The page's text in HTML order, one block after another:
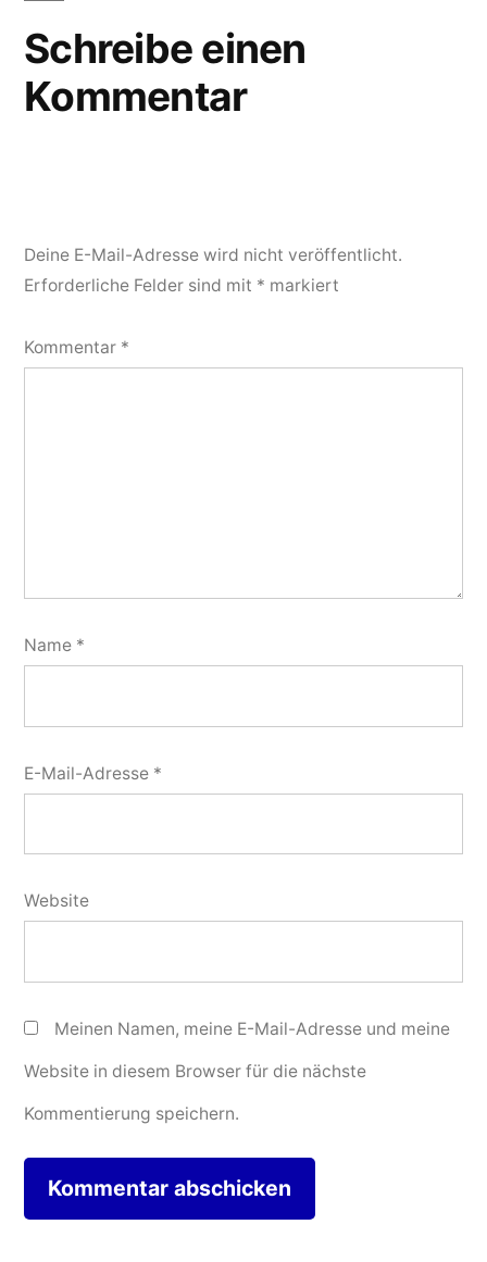
Schreibe einen
Kommentar
Deine E-Mail-Adresse wird nicht veröffentlicht.
Erforderliche Felder sind mit * markiert
Kommentar *
Name *
E-Mail-Adresse *
Website
Meinen Namen, meine E-Mail-Adresse und meine
Website in diesem Browser für die nächste
Kommentierung speichern.